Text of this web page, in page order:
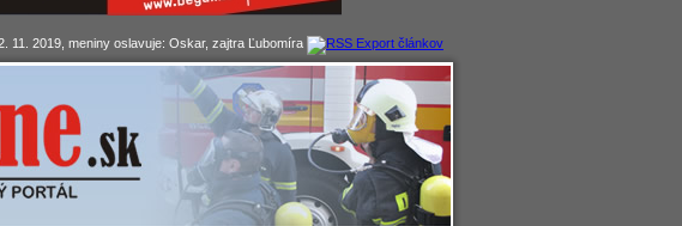
11. 2019, meniny oslavuje: Oskar, zajtra Ľubomíra